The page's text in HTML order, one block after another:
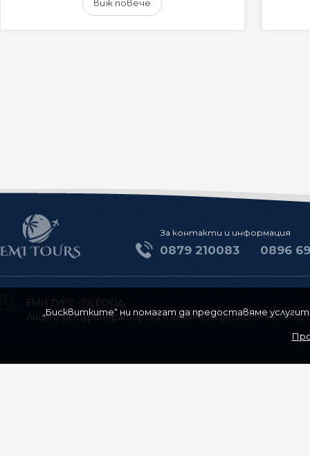
виж повече
За контакти и информация
0879 210083 0896
ЕМИ ТУРС - ГД ЕООД
Лиценз за туроператорска и агентска дейност РK-01-
„Бисквитките“ ни помагат да предоставяме